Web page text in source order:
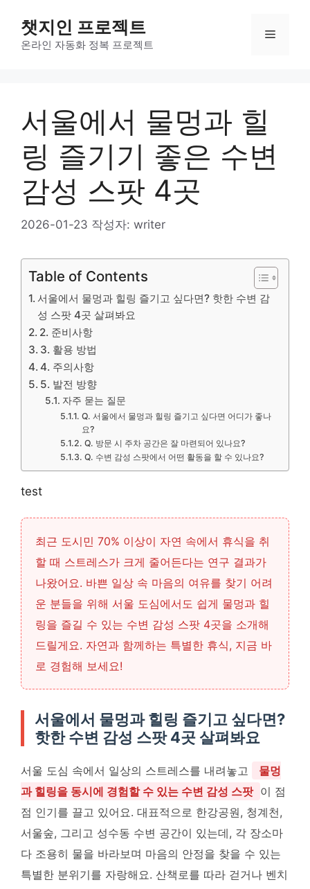
챗지인 프로젝트
온라인 자동화 정복 프로젝트
메
서울에서 물멍과 힐
링 즐기기 좋은 수변
감성 스팟 4곳
2026-01-23 작성자: writer
Table of Contents
서울에서 물멍과 힐링 즐기고 싶다면? 핫한 수변 감
성 스팟 4곳 살펴봐요
2. 준비사항
3. 활용 방법
4. 주의사항
5. 발전 방향
자주 묻는 질문
Q. 서울에서 물멍과 힐링 즐기고 싶다면 어디가 좋나
요?
Q. 방문 시 주차 공간은 잘 마련되어 있나요?
Q. 수변 감성 스팟에서 어떤 활동을 할 수 있나요?
test
최근 도시민 70% 이상이 자연 속에서 휴식을 취
할 때 스트레스가 크게 줄어든다는 연구 결과가
나왔어요. 바쁜 일상 속 마음의 여유를 찾기 어려
운 분들을 위해 서울 도심에서도 쉽게 물멍과 힐
링을 즐길 수 있는 수변 감성 스팟 4곳을 소개해
드릴게요. 자연과 함께하는 특별한 휴식, 지금 바
로 경험해 보세요!
서울에서 물멍과 힐링 즐기고 싶다면?
핫한 수변 감성 스팟 4곳 살펴봐요
서울 도심 속에서 일상의 스트레스를 내려놓고
물멍
과 힐링을 동시에 경험할 수 있는 수변 감성 스팟 이 점
점 인기를 끌고 있어요. 대표적으로 한강공원, 청계천,
서울숲, 그리고 성수동 수변 공간이 있는데, 각 장소마
다 조용히 물을 바라보며 마음의 안정을 찾을 수 있는
특별한 분위기를 자랑해요. 산책로를 따라 걷거나 벤치